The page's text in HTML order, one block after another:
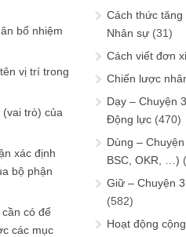
bổ nhiệm
vị trí trong
trò) của
xác định
bộ phận
có để
các mục
Cách thức
Nhân sự (31)
Cách viết đơn
Chiến lược
Dạy – Chuyện
Động lực (470)
Dùng –
BSC, OKR, …)
Giữ – Chuyện
(582)
Hoạt động